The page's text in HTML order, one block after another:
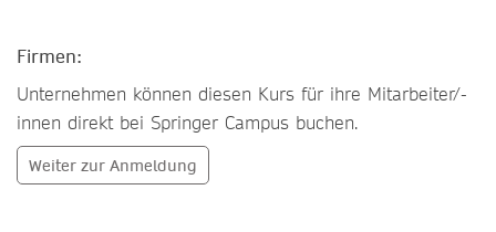
Firmen:
Unternehmen können diesen Kurs für ihre Mitarbeiter/-
innen direkt bei Springer Campus buchen.
Weiter zur Anmeldung